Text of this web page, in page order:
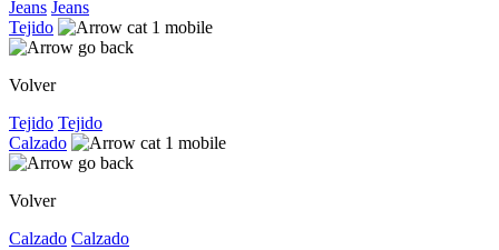
Jeans Jeans
Tejido
Volver
Tejido Tejido
Calzado
Volver
Calzado Calzado